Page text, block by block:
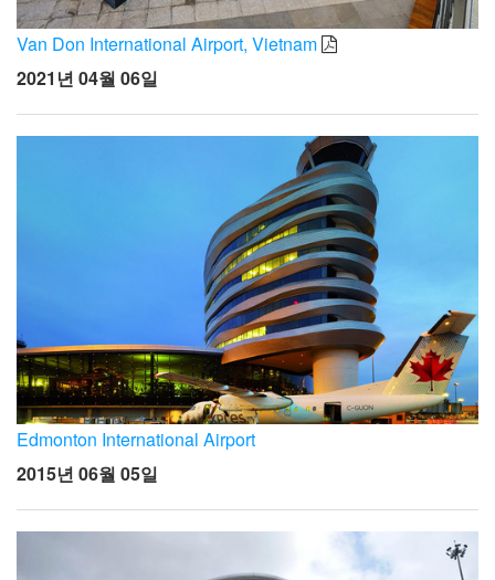
Van Don International Airport, Vietnam
2021년 04월 06일
Edmonton International Airport
2015년 06월 05일